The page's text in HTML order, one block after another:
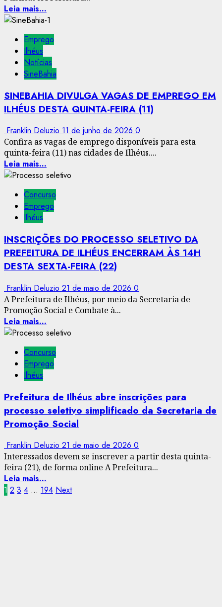
Leia mais...
Emprego
Ilhéus
Notícias
SineBahia
SINEBAHIA DIVULGA VAGAS DE EMPREGO EM
ILHÉUS DESTA QUINTA-FEIRA (11)
Franklin Deluzio 11 de junho de 2026 0
Confira as vagas de emprego disponíveis para esta
quinta-feira (11) nas cidades de Ilhéus....
Leia mais...
Concurso
Emprego
Ilhéus
INSCRIÇÕES DO PROCESSO SELETIVO DA
PREFEITURA DE ILHÉUS ENCERRAM ÀS 14H
DESTA SEXTA-FEIRA (22)
Franklin Deluzio 21 de maio de 2026 0
A Prefeitura de Ilhéus, por meio da Secretaria de
Promoção Social e Combate à...
Leia mais...
Concurso
Emprego
Ilhéus
Prefeitura de Ilhéus abre inscrições para
processo seletivo simplificado da Secretaria de
Promoção Social
Franklin Deluzio 21 de maio de 2026 0
Interessados devem se inscrever a partir desta quinta-
feira (21), de forma online A Prefeitura...
Leia mais...
Paginação
1 2 3 4 … 194 Next